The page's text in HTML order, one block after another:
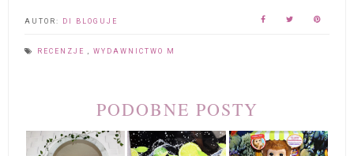
AUTOR: DI BLOGUJE
RECENZJE WYDAWNICTWO M
PODOBNE POSTY